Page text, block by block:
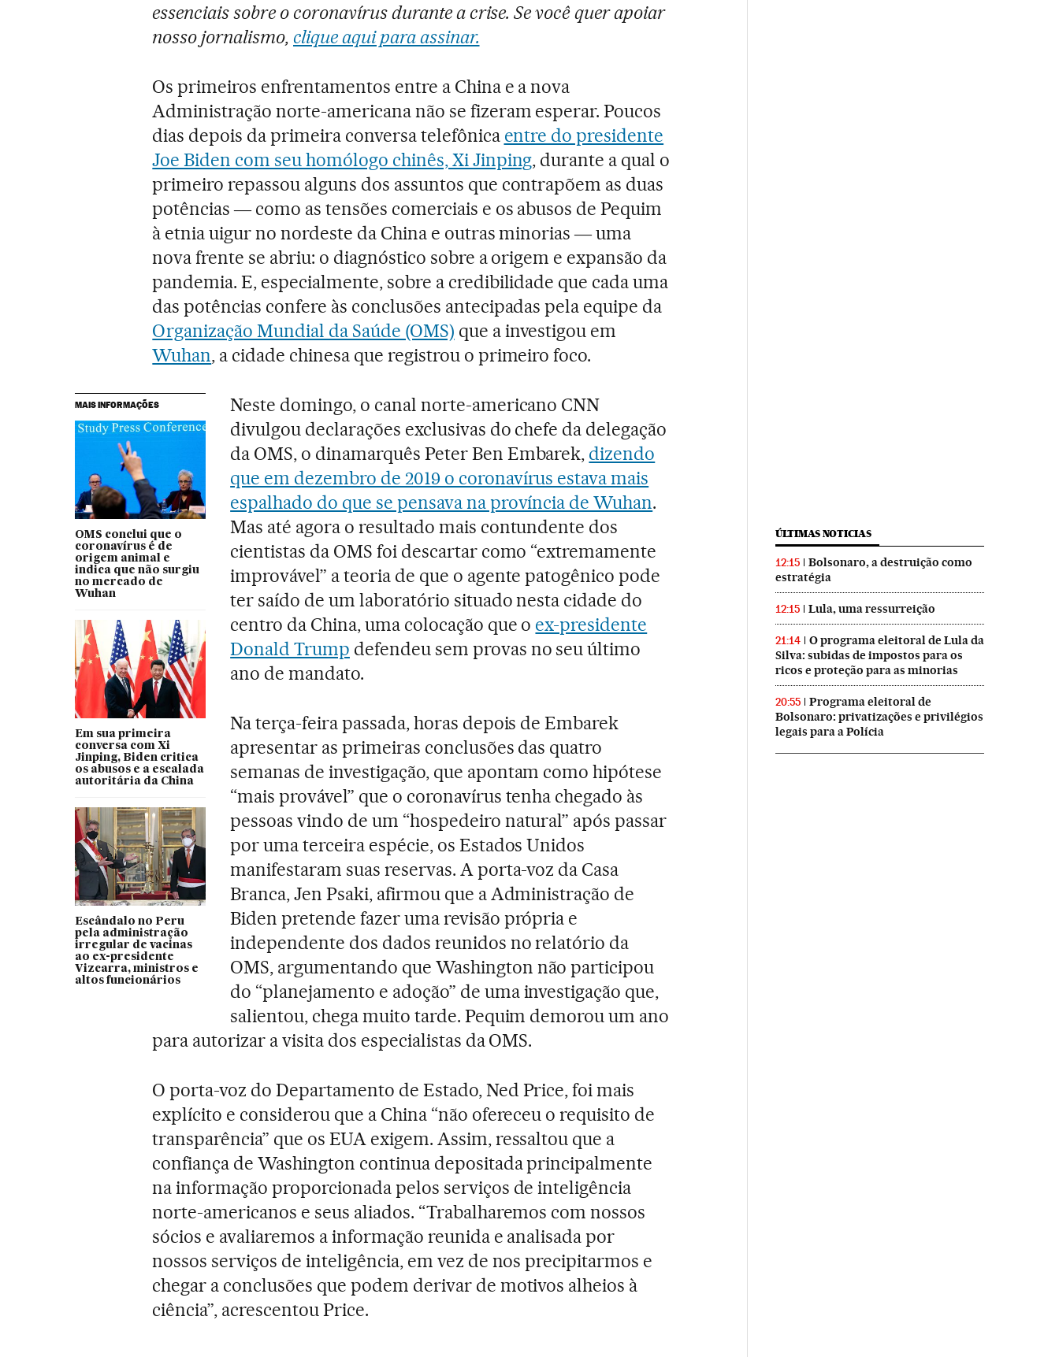
essenciais sobre o coronavírus durante a crise. Se você quer apoiar
nosso jornalismo, clique aqui para assinar.
Os primeiros enfrentamentos entre a China e a nova
Administração norte-americana não se fizeram esperar. Poucos
dias depois da primeira conversa telefônica entre do presidente
Joe Biden com seu homólogo chinês, Xi Jinping, durante a qual o
primeiro repassou alguns dos assuntos que contrapõem as duas
potências ― como as tensões comerciais e os abusos de Pequim
à etnia uigur no nordeste da China e outras minorias ― uma
nova frente se abriu: o diagnóstico sobre a origem e expansão da
pandemia. E, especialmente, sobre a credibilidade que cada uma
das potências confere às conclusões antecipadas pela equipe da
Organização Mundial da Saúde (OMS) que a investigou em
Wuhan, a cidade chinesa que registrou o primeiro foco.
MAIS INFORMAÇÕES
OMS conclui que o
coronavírus é de
origem animal e
indica que não surgiu
no mercado de
Wuhan
Em sua primeira
conversa com Xi
Jinping, Biden critica
os abusos e a escalada
autoritária da China
Escândalo no Peru
pela administração
irregular de vacinas
ao ex-presidente
Vizcarra, ministros e
altos funcionários
Neste domingo, o canal norte-americano CNN
divulgou declarações exclusivas do chefe da delegação
da OMS, o dinamarquês Peter Ben Embarek, dizendo
que em dezembro de 2019 o coronavírus estava mais
espalhado do que se pensava na província de Wuhan.
Mas até agora o resultado mais contundente dos
cientistas da OMS foi descartar como “extremamente
improvável” a teoria de que o agente patogênico pode
ter saído de um laboratório situado nesta cidade do
centro da China, uma colocação que o ex-presidente
Donald Trump defendeu sem provas no seu último
ano de mandato.
Na terça-feira passada, horas depois de Embarek
apresentar as primeiras conclusões das quatro
semanas de investigação, que apontam como hipótese
“mais provável” que o coronavírus tenha chegado às
pessoas vindo de um “hospedeiro natural” após passar
por uma terceira espécie, os Estados Unidos
manifestaram suas reservas. A porta-voz da Casa
Branca, Jen Psaki, afirmou que a Administração de
Biden pretende fazer uma revisão própria e
independente dos dados reunidos no relatório da
OMS, argumentando que Washington não participou
do “planejamento e adoção” de uma investigação que,
salientou, chega muito tarde. Pequim demorou um ano
para autorizar a visita dos especialistas da OMS.
O porta-voz do Departamento de Estado, Ned Price, foi mais
explícito e considerou que a China “não ofereceu o requisito de
transparência” que os EUA exigem. Assim, ressaltou que a
confiança de Washington continua depositada principalmente
na informação proporcionada pelos serviços de inteligência
norte-americanos e seus aliados. “Trabalharemos com nossos
sócios e avaliaremos a informação reunida e analisada por
nossos serviços de inteligência, em vez de nos precipitarmos e
chegar a conclusões que podem derivar de motivos alheios à
ciência”, acrescentou Price.
ÚLTIMAS NOTICIAS
12:15
Bolsonaro, a destruição como
estratégia
12:15 Lula, uma ressurreição
21:14
O programa eleitoral de Lula da
Silva: subidas de impostos para os
ricos e proteção para as minorias
20:55
Programa eleitoral de
Bolsonaro: privatizações e privilégios
legais para a Polícia